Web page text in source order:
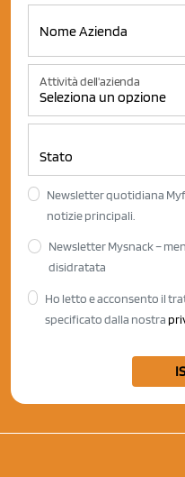
Attività dell'azienda
Newsletter quotidiana
notizie principali.
Newsletter Mysnack –
disidratata
Ho letto e acconsento il
specificato dalla nostra